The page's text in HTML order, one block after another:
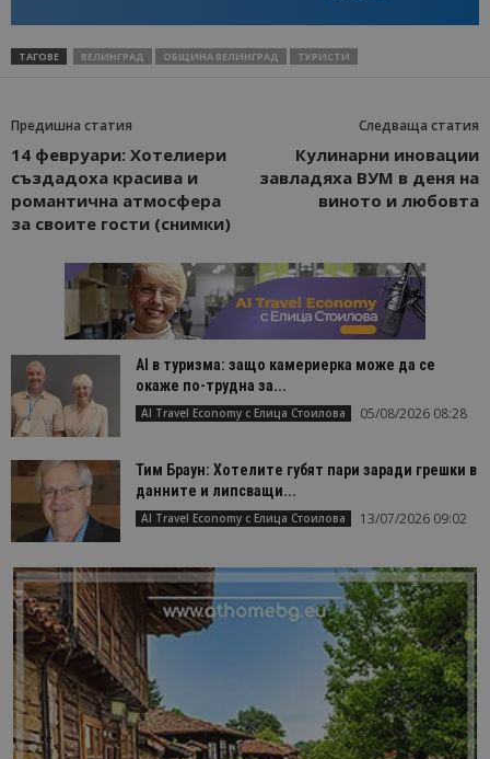
ТАГОВЕ ВЕЛИНГРАД ОБЩИНА ВЕЛИНГРАД ТУРИСТИ
Предишна статия
14 февруари: Хотелиери
създадоха красива и
романтична атмосфера
за своите гости (снимки)
Следваща статия
Кулинарни иновации
завладяха ВУМ в деня на
виното и любовта
AI в туризма: защо камериерка може да се
окаже по-трудна за...
AI Travel Economy с Елица Стоилова 05/08/2026 08:28
Тим Браун: Хотелите губят пари заради грешки в
данните и липсващи...
AI Travel Economy с Елица Стоилова 13/07/2026 09:02